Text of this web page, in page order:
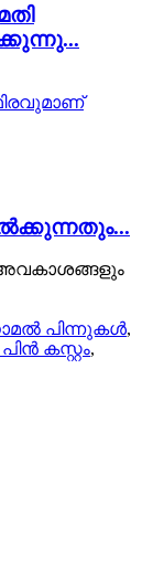
അവകാശങ്ങളും
പിന്നുകൾ,
കസ്റ്റം,